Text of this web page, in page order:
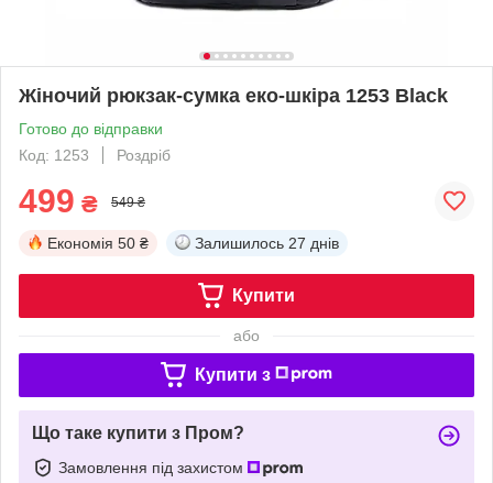
Жіночий рюкзак-сумка еко-шкіра 1253 Black
Готово до відправки
Код: 1253
Роздріб
499 ₴ 549 ₴
Економія 50 ₴ Залишилось 27 днів
Купити
або
Купити з
Що таке купити з Пром?
Замовлення під захистом